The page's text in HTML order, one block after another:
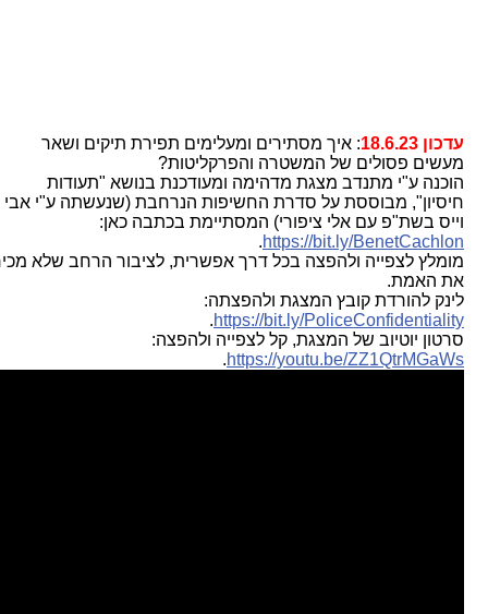
עדכון 18.6.23
: איך מסתירים ומעלימים תפירת תיקים ושאר
מעשים פסולים של המשטרה והפרקליטות?
הוכנה ע"י מתנדב מצגת מדהימה ומעודכנת בנושא "תעודות
חיסיון", מבוססת על סדרת החשיפות הנרחבת (שנעשתה ע"י אבי
וייס בשת"פ עם אלי ציפורי) המסתיימת בכתבה כאן:
https://bit.ly/BenetCachlon
.
מומלץ לצפייה ולהפצה בכל דרך אפשרית, לציבור הרחב שלא מכיר
את האמת.
לינק להורדת קובץ המצגת ולהפצתה:
https://bit.ly/PoliceConfidentiality
.
סרטון יוטיוב של המצגת, קל לצפייה ולהפצה:
https://youtu.be/ZZ1QtrMGaWs
.